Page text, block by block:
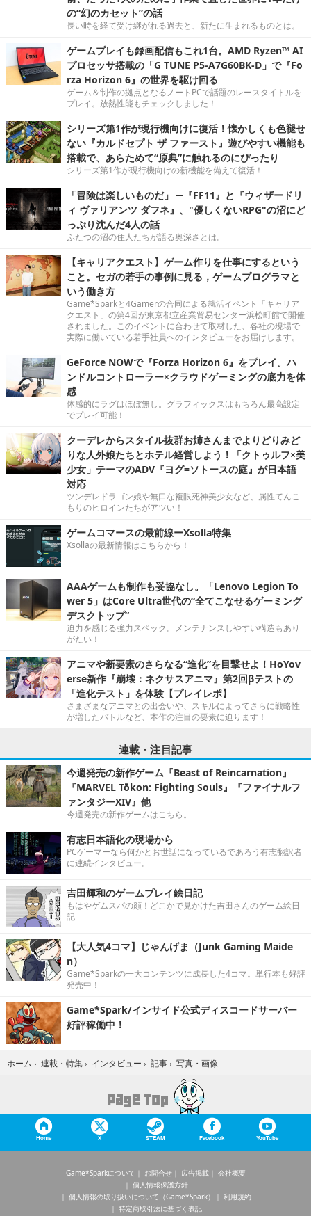
の“幻のカセット”の話
長い時を経て受け継がれる過去と、新たに生まれるものとは。
ゲームプレイも録画配信もこれ1台。AMD Ryzen™ AI
プロセッサ搭載の「G TUNE P5-A7G60BK-D」で『Fo
rza Horizon 6』の世界を駆け回る
ゲーム＆制作の拠点となるノートPCで話題のレースタイトルを
プレイ。放熱性能もチェックしました！
シリーズ第1作が現行機向けに復活！懐かしくも色褪せ
ない『カルドセプト ザ ファースト』遊びやすい機能も
搭載で、あらためて“原典”に触れるのにぴったり
シリーズ第1作が現行機向けの新機能を備えて復活！
「冒険は楽しいものだ」 ─『FF11』と『ウィザードリ
ィ ヴァリアンツ ダフネ』、"優しくないRPG"の沼にど
っぷり沈んだ4人の話
ふたつの沼の住人たちが語る奥深さとは。
【キャリアクエスト】ゲーム作りを仕事にするという
こと。セガの若手の事例に見る，ゲームプログラマと
いう働き方
Game*Sparkと4Gamerの合同による就活イベント「キャリア
クエスト」の第4回が東京都立産業貿易センター浜松町館で開催
されました。このイベントに合わせて取材した、各社の現場で
実際に働いている若手社員へのインタビューをお届けします。
GeForce NOWで『Forza Horizon 6』をプレイ。ハ
ンドルコントローラー×クラウドゲーミングの底力を体
感
体感的にラグはほぼ無し。グラフィックスはもちろん最高設定
でプレイ可能！
クーデレからスタイル抜群お姉さんまでよりどりみど
りな人外娘たちとホテル経営しよう！「クトゥルフ×美
少女」テーマのADV『ヨグ=ソトースの庭』が日本語
対応
ツンデレドラゴン娘や無口な複眼死神美少女など、属性てんこ
もりのヒロインたちがアツい！
ゲームコマースの最前線ーXsolla特集
Xsollaの最新情報はこちらから！
AAAゲームも制作も妥協なし。「Lenovo Legion To
wer 5」はCore Ultra世代の“全てこなせるゲーミング
デスクトップ”
迫力を感じる強力スペック。メンテナンスしやすい構造もあり
がたい！
アニマや新要素のさらなる“進化”を目撃せよ！HoYov
erse新作『崩壊：ネクサスアニマ』第2回βテストの
「進化テスト」を体験【プレイレポ】
さまざまなアニマとの出会いや、スキルによってさらに戦略性
が増したバトルなど、本作の注目の要素に迫ります！
連載・注目記事
今週発売の新作ゲーム『Beast of Reincarnation』
『MARVEL Tōkon: Fighting Souls』『ファイナルフ
ァンタジーXIV』他
今週発売の新作ゲームはこちら。
有志日本語化の現場から
PCゲーマーなら何かとお世話になっているであろう有志翻訳者
に連続インタビュー。
吉田輝和のゲームプレイ絵日記
もはやゲムスパの顔！どこかで見かけた吉田さんのゲーム絵日
記
【大人気4コマ】じゃんげま（Junk Gaming Maide
n）
Game*Sparkの一大コンテンツに成長した4コマ。単行本も好評
発売中！
Game*Spark/インサイド公式ディスコードサーバー
好評稼働中！
ホーム › 連載・特集 › インタビュー › 記事 › 写真・画像
Home X STEAM Facebook YouTube
Game*Sparkについて お問合せ 広告掲載
会社概要
個人情報保護方針
個人情報の取り扱いについて（Game*Spark）
利用規約
特定商取引法に基づく表記